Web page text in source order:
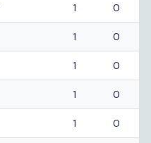
1 0
1 0
1 0
1 0
1 0